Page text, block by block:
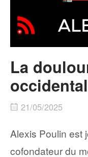
La
21/05/2025
Alexis Poulin est
cofondateur du